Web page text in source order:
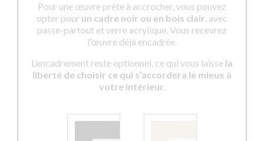
Pour une œuvre prête à accrocher, vous pouvez
opter pour un cadre noir ou en bois clair, avec
passe-partout et verre acrylique. Vous recevrez
l'œuvre déjà encadrée.
L’encadrement reste optionnel, ce qui vous laisse la
liberté de choisir ce qui s’accordera le mieux à
votre intérieur.